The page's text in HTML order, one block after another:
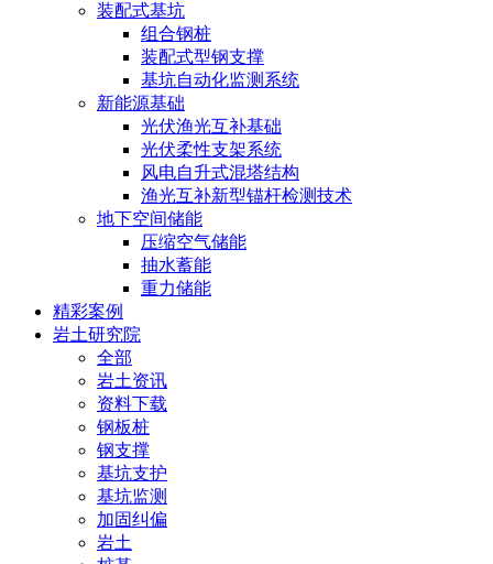
装配式基坑
组合钢桩
装配式型钢支撑
基坑自动化监测系统
新能源基础
光伏渔光互补基础
光伏柔性支架系统
风电自升式混塔结构
渔光互补新型锚杆检测技术
地下空间储能
压缩空气储能
抽水蓄能
重力储能
精彩案例
岩土研究院
全部
岩土资讯
资料下载
钢板桩
钢支撑
基坑支护
基坑监测
加固纠偏
岩土